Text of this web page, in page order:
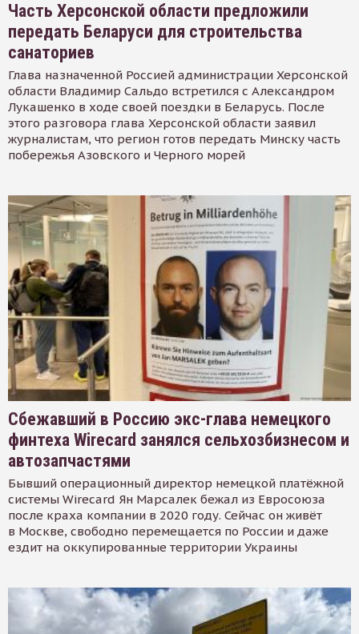
Часть Херсонской области предложили
передать Беларуси для строительства
санаториев
Глава назначенной Россией администрации Херсонской
области Владимир Сальдо встретился с Александром
Лукашенко в ходе своей поездки в Беларусь. После
этого разговора глава Херсонской области заявил
журналистам, что регион готов передать Минску часть
побережья Азовского и Черного морей
Сбежавший в Россию экс-глава немецкого
финтеха Wirecard занялся сельхозбизнесом и
автозапчастями
Бывший операционный директор немецкой платёжной
системы Wirecard Ян Марсалек бежал из Евросоюза
после краха компании в 2020 году. Сейчас он живёт
в Москве, свободно перемещается по России и даже
ездит на оккупированные территории Украины